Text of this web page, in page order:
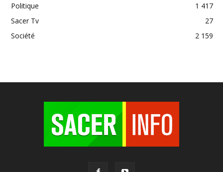
Politique
1 417
Sacer Tv
27
Société
2 159